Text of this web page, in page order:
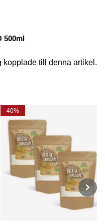
kopplade till denna artikel.
40%